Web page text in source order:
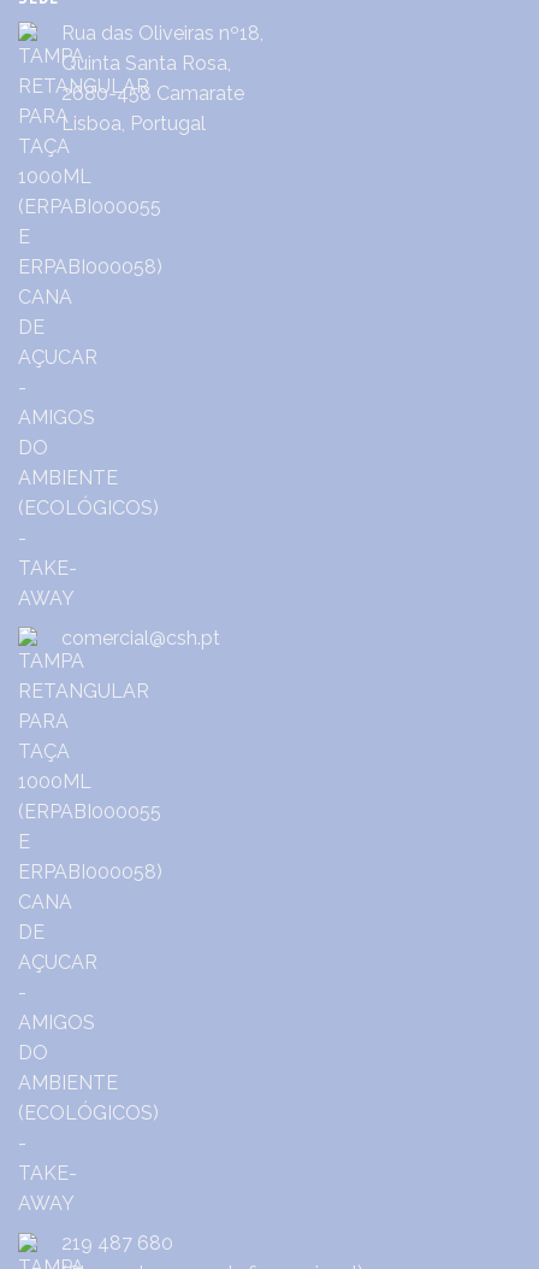
Rua das Oliveiras nº18,
Quinta Santa Rosa,
2680-458 Camarate
Lisboa, Portugal
comercial@csh.pt
219 487 680